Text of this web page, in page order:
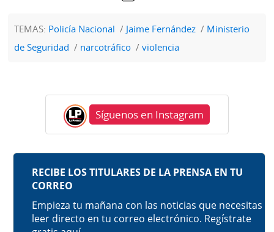
TEMAS: Policía Nacional Jaime Fernández
Ministerio
de Seguridad
narcotráfico violencia
Síguenos en Instagram